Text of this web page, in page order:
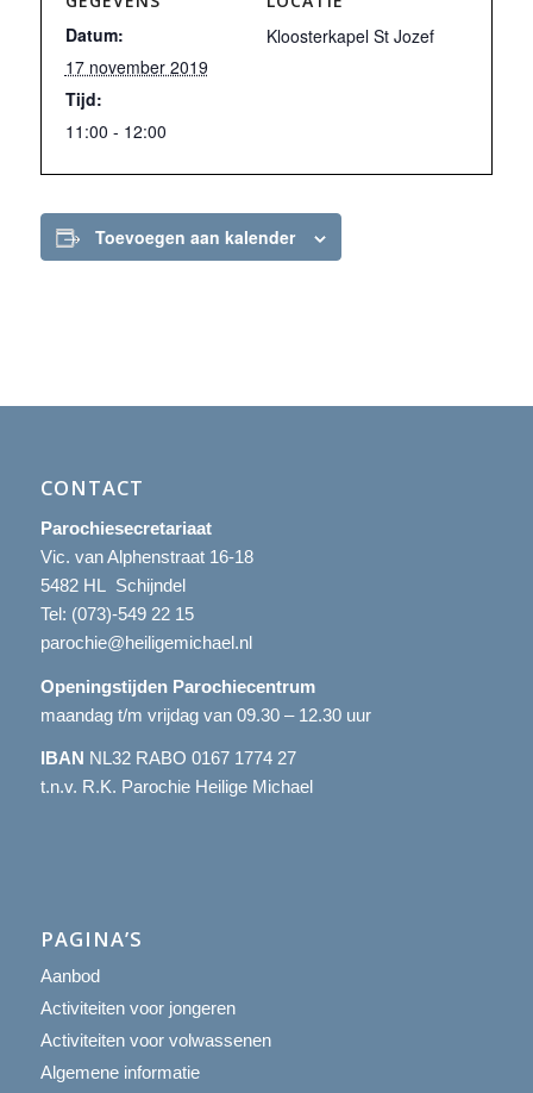
Datum:
17 november 2019
Tijd:
11:00 - 12:00
Kloosterkapel St Jozef
Toevoegen aan kalender
CONTACT
Parochiesecretariaat
Vic. van Alphenstraat 16-18
5482 HL Schijndel
Tel: (073)-549 22 15
parochie@heiligemichael.nl
Openingstijden Parochiecentrum
maandag t/m vrijdag van 09.30 – 12.30 uur
IBAN NL32 RABO 0167 1774 27
t.n.v. R.K. Parochie Heilige Michael
PAGINA’S
Aanbod
Activiteiten voor jongeren
Activiteiten voor volwassenen
Algemene informatie